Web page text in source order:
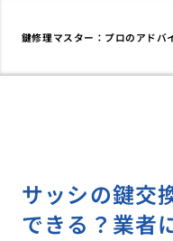
鍵修理マスター：プロのアドバ
サッシの鍵交
できる？業者